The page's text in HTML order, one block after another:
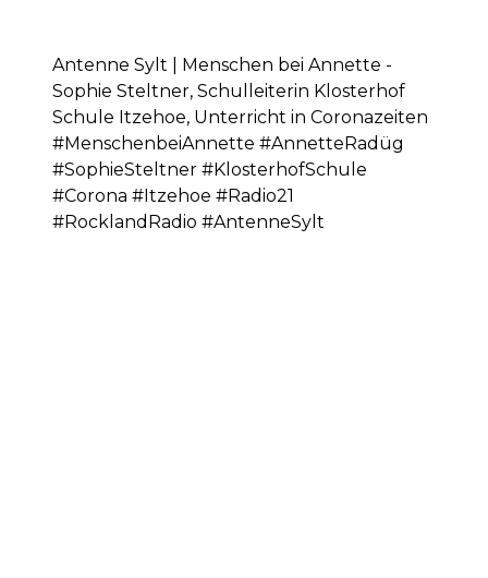
Antenne Sylt | Menschen bei Annette -
Sophie Steltner, Schulleiterin Klosterhof
Schule Itzehoe, Unterricht in Coronazeiten
#MenschenbeiAnnette #AnnetteRadüg
#SophieSteltner #KlosterhofSchule
#Corona #Itzehoe #Radio21
#RocklandRadio #AntenneSylt